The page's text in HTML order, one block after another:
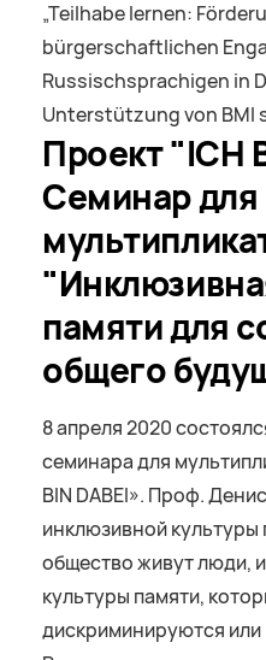
„Teilhabe lernen:
bürgerschaftlichen
Russischsprachigen in
Unterstützung von BMI
Проект "ICH
Семинар для
памяти для
общего
8 апреля 2020
семинара для
BIN DABEI». Проф.
инклюзивной
общество живут люди,
культуры памяти,
дискриминируются